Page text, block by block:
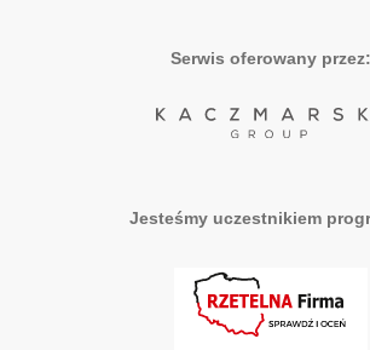
Serwis oferowany przez:
Jesteśmy uczestnikiem